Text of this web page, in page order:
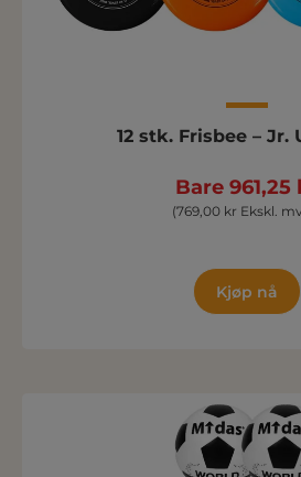
12 stk. Frisbee –
Bare 961,25
(769,00 kr Ekskl.
Kjøp nå